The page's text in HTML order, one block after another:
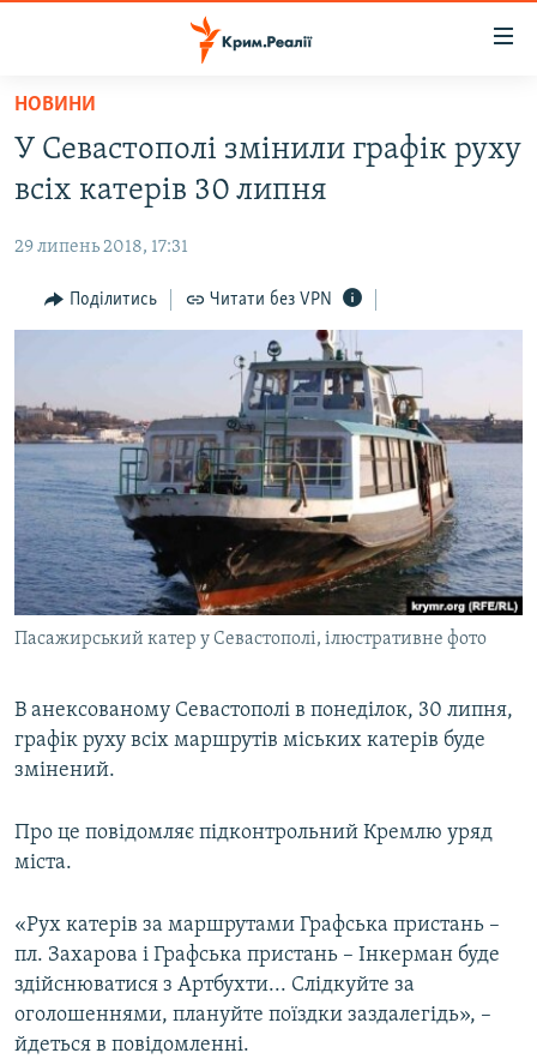
Перейти
основного
матеріалу
до
навігації
Перейти
ВІДЕО ТА ФОТО
ПОЛІТИКА
БЛОГИ
ВСЕ ЗА ДЕНЬ
СПЕЦПРОЕКТИ
ДЕПОРТАЦІЯ
ВІДЕОУРОКИ «ELIFBE»
СВІДЧЕННЯ ОКУПАЦІЇ
УКРАЇНСЬКА ПРОБЛЕМА КРИМУ
ЯК ОБІЙТИ БЛОКУВАННЯ
Русский
Qırımtatar
НОВИНИ
У Севастополі змінили графік руху
всіх катерів 30 липня
29 липень 2018, 17:31
Поділитись Читати без VPN
Пасажирський катер у Севастополі, ілюстративне фото
В анексованому Севастополі в понеділок, 30 липня,
графік руху всіх маршрутів міських катерів буде
змінений.
Про це повідомляє підконтрольний Кремлю уряд
міста.
«Рух катерів за маршрутами Графська пристань –
пл. Захарова і Графська пристань – Інкерман буде
здійснюватися з Артбухти... Слідкуйте за
оголошеннями, плануйте поїздки заздалегідь», –
йдеться в повідомленні.